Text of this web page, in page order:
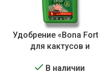
Удобрение «Bona
для кактусов и
В наличии